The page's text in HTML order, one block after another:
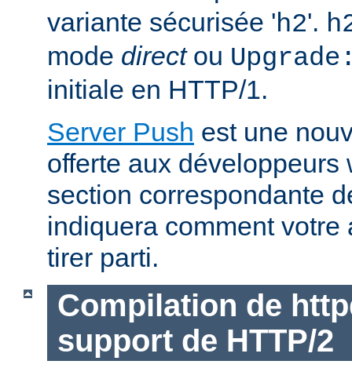
variante sécurisée 'h2'.
mode directou
initiale en HTTP/1.
Server Push est une
offerte aux développeurs
section correspondante
indiquera comment
tirer parti.
Compilation de
support de HTTP/2